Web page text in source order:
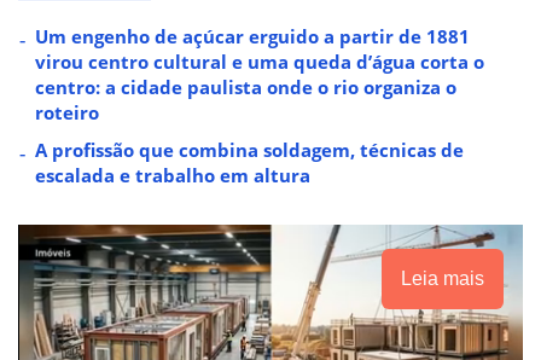
Um engenho de açúcar erguido a partir de 1881
virou centro cultural e uma queda d’água corta o
centro: a cidade paulista onde o rio organiza o
roteiro
A profissão que combina soldagem, técnicas de
escalada e trabalho em altura
Leia mais